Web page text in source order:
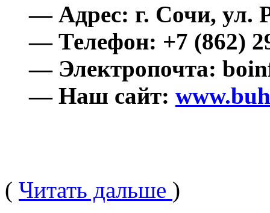
— Адрес: г. Сочи, ул.
— Телефон: +7 (862)
— Электропочта:
— Наш сайт:
( Читать дальше )